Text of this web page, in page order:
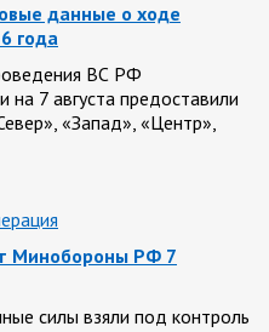
данные о ходе
года
ВС РФ
на 7 августа предоставили
«Запад», «Центр»,
Минобороны РФ 7
силы взяли под контроль